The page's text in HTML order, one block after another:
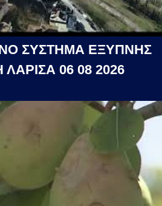
ΣΥΣΤΗΜΑ ΕΞΥΠΝΗΣ
06 08 2026